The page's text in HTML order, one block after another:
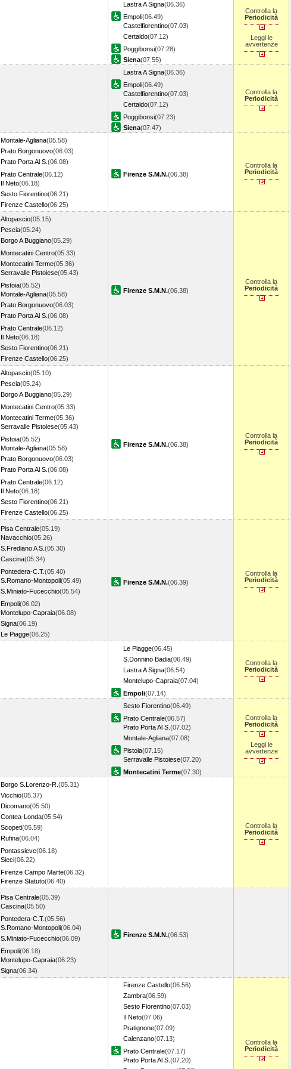
Lastra A Signa(06.36)
Empoli(06.49)
Castelfiorentino(07.03)
Certaldo(07.12)
Poggibonsi(07.28)
Siena(07.55)
Controlla la
Periodicità
Leggi le
avvertenze
Lastra A Signa(06.36)
Empoli(06.49)
Castelfiorentino(07.03)
Certaldo(07.12)
Poggibonsi(07.23)
Siena(07.47)
Controlla la
Periodicità
Montale-Agliana(05.58)
Prato Borgonuovo(06.03)
Prato Porta Al S. (06.08)
Prato Centrale(06.12)
Il Neto(06.18)
Sesto Fiorentino(06.21)
Firenze Castello(06.25)
Firenze S.M.N.(06.38)
Controlla la
Periodicità
Altopascio(05.15)
Pescia(05.24)
Borgo A Buggiano(05.29)
Montecatini Centro(05.33)
Montecatini Terme(05.36)
Serravalle Pistoiese(05.43)
Pistoia(05.52)
Montale-Agliana(05.58)
Prato Borgonuovo(06.03)
Prato Porta Al S. (06.08)
Prato Centrale(06.12)
Il Neto(06.18)
Sesto Fiorentino(06.21)
Firenze Castello(06.25)
Firenze S.M.N.(06.38)
Controlla la
Periodicità
Altopascio(05.10)
Pescia(05.24)
Borgo A Buggiano(05.29)
Montecatini Centro(05.33)
Montecatini Terme(05.36)
Serravalle Pistoiese(05.43)
Pistoia(05.52)
Montale-Agliana(05.58)
Prato Borgonuovo(06.03)
Prato Porta Al S. (06.08)
Prato Centrale(06.12)
Il Neto(06.18)
Sesto Fiorentino(06.21)
Firenze Castello(06.25)
Firenze S.M.N.(06.38)
Controlla la
Periodicità
Pisa Centrale(05.19)
Navacchio(05.26)
S.Frediano A S. (05.30)
Cascina(05.34)
Pontedera-C.T.(05.40)
S.Romano-Montopoli(05.49)
S.Miniato-Fucecchio(05.54)
Empoli(06.02)
Montelupo-Capraia(06.08)
Signa(06.19)
Le Piagge(06.25)
Firenze S.M.N.(06.39)
Controlla la
Periodicità
Le Piagge(06.45)
S.Donnino Badia(06.49)
Lastra A Signa(06.54)
Montelupo-Capraia(07.04)
Empoli(07.14)
Controlla la
Periodicità
Sesto Fiorentino(06.49)
Prato Centrale(06.57)
Prato Porta Al S. (07.02)
Montale-Agliana(07.08)
Pistoia(07.15)
Serravalle Pistoiese(07.20)
Montecatini Terme(07.30)
Controlla la
Periodicità
Leggi le
avvertenze
Borgo S.Lorenzo-R. (05.31)
Vicchio(05.37)
Dicomano(05.50)
Contea-Londa(05.54)
Scopeti(05.59)
Rufina(06.04)
Pontassieve(06.18)
Sieci(06.22)
Firenze Campo Marte(06.32)
Firenze Statuto(06.40)
Controlla la
Periodicità
Pisa Centrale(05.39)
Cascina(05.50)
Pontedera-C.T.(05.56)
S.Romano-Montopoli(06.04)
S.Miniato-Fucecchio(06.09)
Empoli(06.18)
Montelupo-Capraia(06.23)
Signa(06.34)
Firenze S.M.N.(06.53)
Firenze Castello(06.56)
Zambra(06.59)
Sesto Fiorentino(07.03)
Il Neto(07.06)
Pratignone(07.09)
Calenzano(07.13)
Prato Centrale(07.17)
Prato Porta Al S. (07.20)
Controlla la
Periodicità